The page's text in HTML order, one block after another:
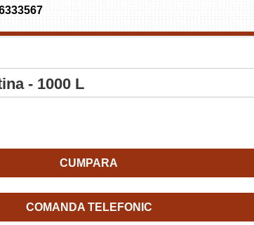
- 1000 L
CUMPARA
COMANDA TELEFONIC